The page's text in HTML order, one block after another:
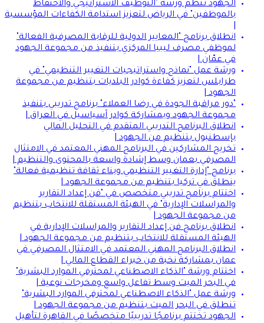
الجهود تنظم ورشة "التوظيف الاستراتيجي والاحتفاظ
بالموظفين" في الرياض لتعزيز استدامة الكفاءات المؤسسية
انطلاق برنامج "المعايير الدولية للرقابة المصرفية الفعالة"
لموظفي مصرف ليبيا المركزي بتنفيذ من مجموعة الجهود
في عمّان |
ورشة عمل "نماذج واستراتيجيات التغيير التنظيمي" في
طرابلس لتعزيز كفاءة كوادر البلديات بتنظيم من مجموعة
الجهود |
"دور مراقبة الجودة في رضا العملاء" برنامج تدريبي بتنفيذ
مجموعة الجهود وبمشاركة كوادر آسياسيل في العراق |
انطلاق البرنامج التدريبي المتقدم في التحليل المالي
بإسطنبول بتنظيم من الجهود |
تخريج المشاركين في البرنامج المهني المعتمد في الامتثال
المصرفي بعمان وسط إشادة واسعة بالمحتوى والتنظيم |
برنامج "إدارة التغيير التنظيمي وبناء ثقافة تنظيمية فعالة"
ينطلق في تركيا بتنظيم من مجموعة الجهود |
اختتام برنامج تدريبي متخصص في "فن إعداد التقارير
والمراسلات الإدارية" في الهيئة المستقلة للانتخاب بتنظيم
من مجموعة الجهود |
انطلاق برنامج فن إعداد التقارير والمراسلات الإدارية في
الهيئة المستقلة للانتخاب بتنظيم من مجموعة الجهود |
انطلاق البرنامج المهني المعتمد في الامتثال المصرفي في
عمان بمشاركة نخبة من خبراء القطاع المالي |
اختتام ورشة "الذكاء الاصطناعي لمحترفي الموارد البشرية"
في البحر الميت وسط تفاعل واسع ومخرجات نوعية |
ورشة عمل "الذكاء الاصطناعي لمحترفي الموارد البشرية"
تنطلق في البحر الميت بتنظيم من مجموعة الجهود |
الجهود تختتم برنامجًا تدريبيًا متخصصًا في القاهرة لتأهيل